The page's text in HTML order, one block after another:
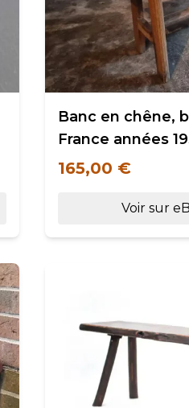
Banc en chêne,
France années
165,00 €
Voir sur